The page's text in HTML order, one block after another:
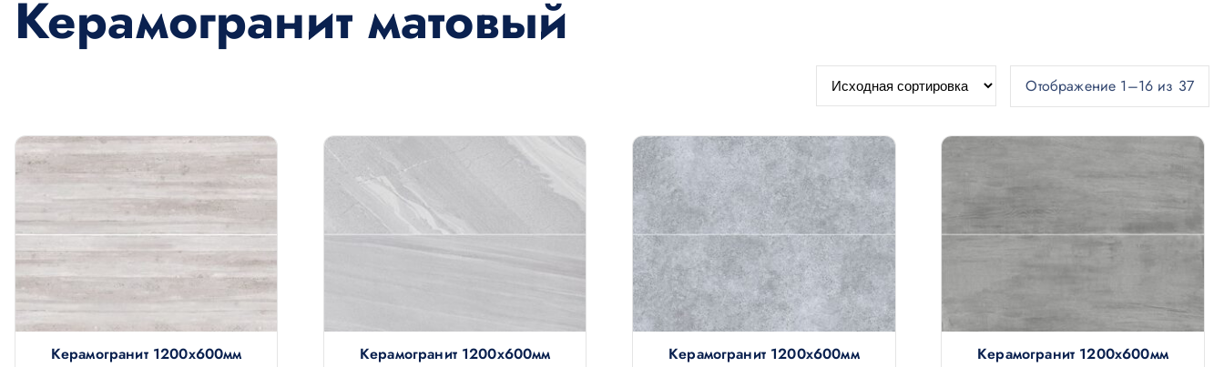
Керамогранит матовый
Отображение 1–16 из 37
Керамогранит 1200х600мм
Керамогранит 1200х600мм
Керамогранит 1200х600мм
Керамогранит 1200х600мм